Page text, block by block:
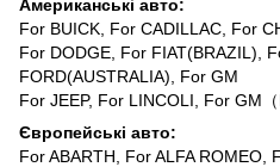
Американські авто:
For BUICK, For CADILLAC, For
For DODGE, For FIAT(BRAZIL),
FORD(AUSTRALIA), For GM
For JEEP, For LINCOLI, For GM
Європейські авто:
For ABARTH, For ALFA ROMEO,